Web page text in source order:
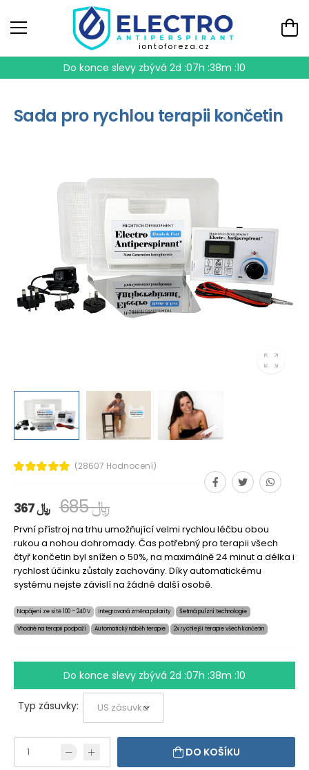
iontoforeza.cz
Do konce slevy zbývá 2d :07h :38m :10
Sada pro rychlou terapii končetin
(28607 Hodnocení)
367 ﷼ 685 ﷼
První přístroj na trhu umožňující velmi rychlou léčbu obou
rukou a nohou dohromady. Čas potřebný pro terapii všech
čtyř končetin byl snížen o 50%, na maximálně 24 minut a délka i
rychlost účinku zůstaly zachovány. Díky automatickému
systému nejste závislí na žádné další osobě.
Napájení ze sítě 100 – 240 V Integrovaná změna polarity Šetrná pulzní technologie
Vhodné na terapii podpaží Automatický náběh terapie 2x rychlejší terapie všech končetin
Do konce slevy zbývá 2d :07h :38m :10
Typ zásuvky:
DO KOŠÍKU